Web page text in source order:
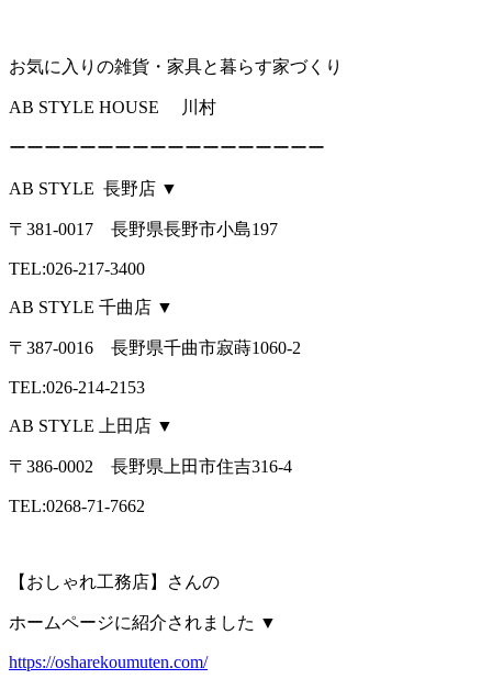
お気に入りの雑貨・家具と暮らす家づくり
AB STYLE HOUSE 川村
ーーーーーーーーーーーーーーーーーー
AB STYLE 長野店 ▼
〒381-0017 長野県長野市小島197
TEL:026-217-3400
AB STYLE 千曲店 ▼
〒387-0016 長野県千曲市寂蒔1060-2
TEL:026-214-2153
AB STYLE 上田店 ▼
〒386-0002 長野県上田市住吉316-4
TEL:0268-71-7662
【おしゃれ工務店】さんの
ホームページに紹介されました ▼
https://osharekoumuten.com/